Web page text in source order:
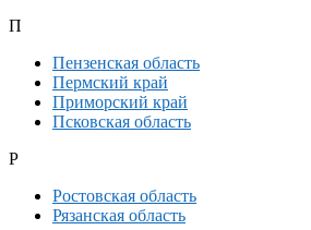
П
Пензенская область
Пермский край
Приморский край
Псковская область
Р
Ростовская область
Рязанская область